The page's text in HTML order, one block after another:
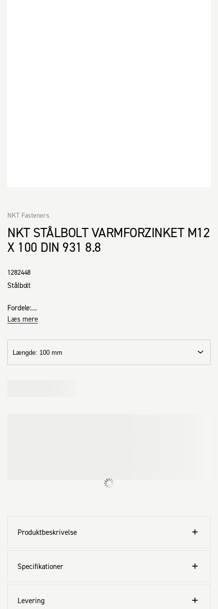
NKT STÅLBOLT VARMFORZINKET M12
X 100 DIN 931 8.8
NKT Fasteners
1282448
Stålbolt
Fordele:
· 6-kant hoved giver optimal kraftoverførsel ved brug af
· 6-kant hovedets anlægsflade sikre stor sammenspændingskraft
· Stammen sikrerr frigang af det monterede emne
· Metriske gevind giver sikker og præcis montage
Stålbolt til sammenføjning og montering af diverse materiel
Læs mere
Længde: 100 mm
Produktbeskrivelse
Specifikationer
Levering